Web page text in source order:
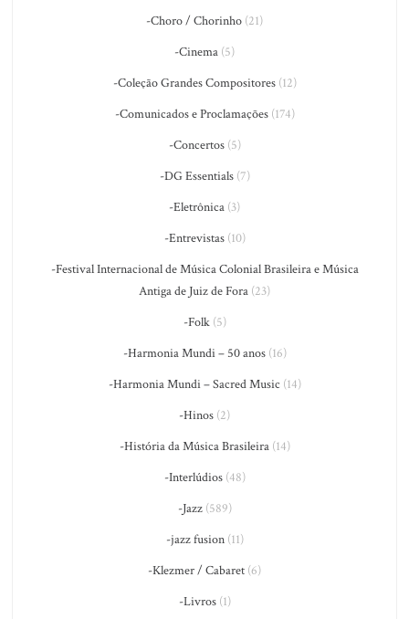
-Choro / Chorinho (21)
-Cinema (5)
-Coleção Grandes Compositores(12)
-Comunicados e Proclamações(174)
-Concertos(5)
-DG Essentials(7)
-Eletrônica (3)
-Entrevistas(10)
-Festival Internacional de Música Colonial Brasileira e Música
Antiga de Juiz de Fora (23)
-Folk(5)
-Harmonia Mundi – 50 anos(16)
-Harmonia Mundi – Sacred Music (14)
-Hinos (2)
-História da Música Brasileira(14)
-Interlúdios(48)
-Jazz(589)
-jazz fusion(11)
-Klezmer / Cabaret (6)
-Livros(1)